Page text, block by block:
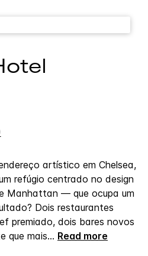
artístico em Chelsea,
refúgio centrado no design
Manhattan — que ocupa um
Dois restaurantes
premiado, dois bares novos
que mais... Read more